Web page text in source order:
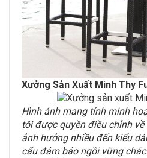
Xưởng Sản Xuất Minh Thy
Hình ảnh mang tính minh
tôi được quyền điều chỉnh
ảnh hưởng nhiều đến kiểu
cấu đảm bảo ngồi vững